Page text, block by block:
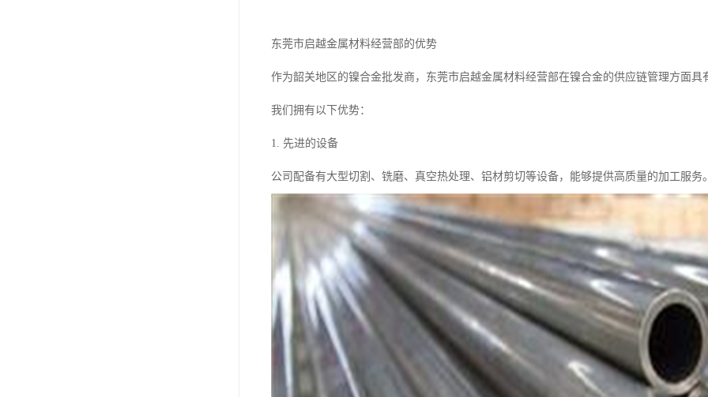
东莞市启越金属材料经营部的优势
作为韶关地区的镍合金批发商，东莞市启越金属材料经营部在镍合金的供应链管理方面具
我们拥有以下优势：
1. 先进的设备
公司配备有大型切割、铣磨、真空热处理、铝材剪切等设备，能够提供高质量的加工服务